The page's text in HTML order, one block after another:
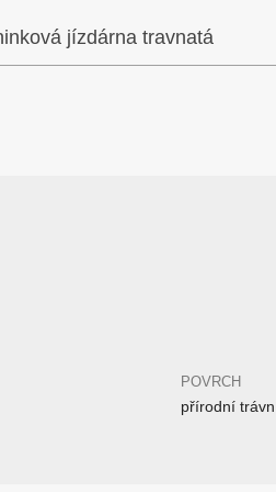
jízdárna travnatá
POVRCH
přírodní